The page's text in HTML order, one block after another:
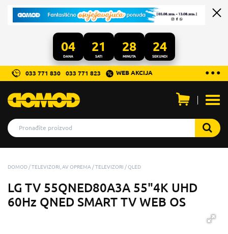
04
DANA
21
SATI
28
MINUTA
23
SEKUNDI
...
● ● ●
033 771 830 033 771 823 WEB AKCIJA
DOMOD TELEVIZORI, AV OPREMA TELEVIZORI QLED
LG TV 55QNED80A3A 55"4K UHD
60Hz QNED SMART TV WEB OS